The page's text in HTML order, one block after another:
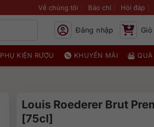
Về chúng tôi Báo chí Hỏi đáp
Đăng nhập
PHỤ KIỆN RƯỢU KHUYẾN MÃI QUÀ
Louis Roederer Brut
[75cl]